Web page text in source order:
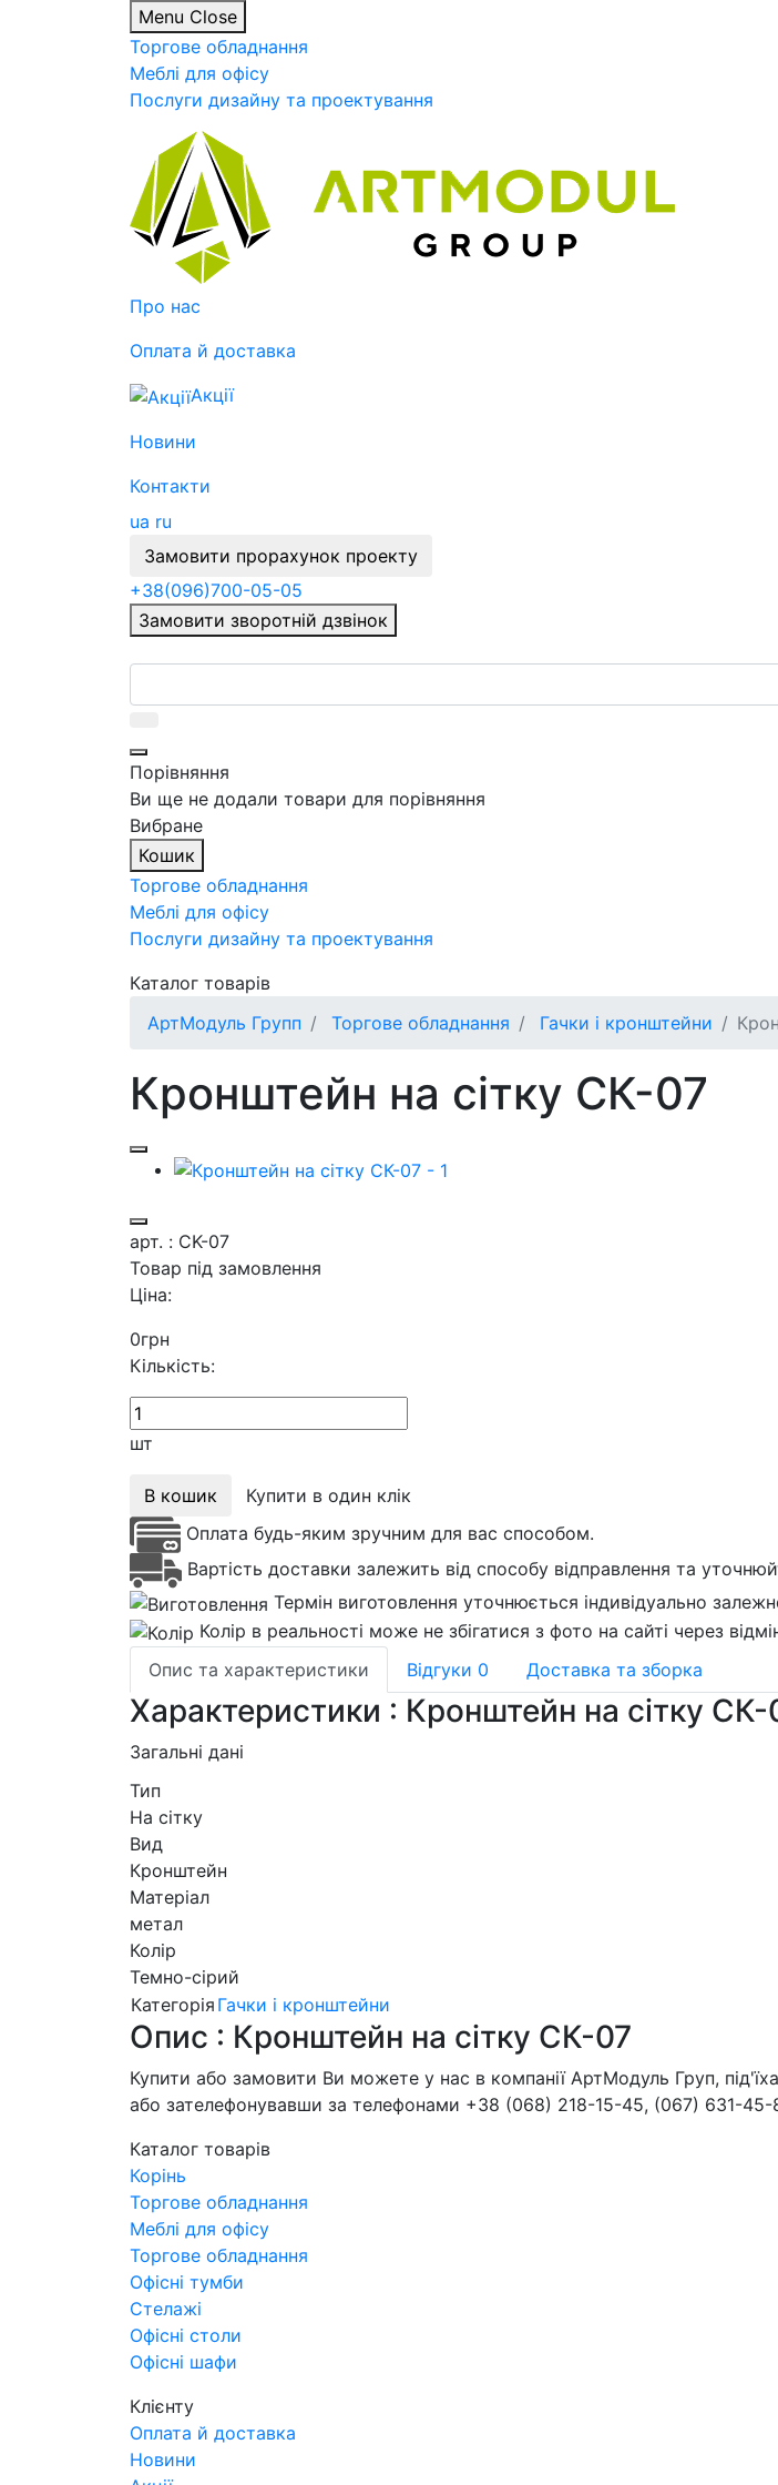
Menu Close
Торгове обладнання
Меблі для офісу
Послуги дизайну та проектування
Про нас
Оплата й доставка
Акції
Новини
Контакти
ua ru
Замовити прорахунок проекту
+38(096)700-05-05
Замовити зворотній дзвінок
Порівняння
Ви ще не додали товари для порівняння
Вибране
Кошик
Торгове обладнання
Меблі для офісу
Послуги дизайну та проектування
Каталог товарів
АртМодуль Групп
Торгове обладнання Гачки і кронштейни
Кронштейн на сітку СК-07
арт. : CK-07
Товар під замовлення
Ціна:
0грн
Кількість:
шт
В кошик
Купити в один клік
Оплата будь-яким зручним для вас способом.
Вартість доставки залежить від способу відправлення та
Термін виготовлення уточнюється індивідуально
Колір в реальності може не збігатися з фото на сайті через
Опис та характеристики
Відгуки 0 Доставка та зборка
Характеристики : Кронштейн на сітку СК-
Загальні дані
Тип
На сітку
Вид
Кронштейн
Матеріал
метал
Колір
Темно-сірий
Категорія Гачки і кронштейни
Опис : Кронштейн на сітку СК-07
Купити або замовити Ви можете у нас в компанії АртМодуль Груп,
або зателефонувавши за телефонами +38 (068) 218-15-45, (067) 631-
Каталог товарів
Корінь
Торгове обладнання
Меблі для офісу
Торгове обладнання
Офісні тумби
Стелажі
Офісні столи
Офісні шафи
Клієнту
Оплата й доставка
Новини